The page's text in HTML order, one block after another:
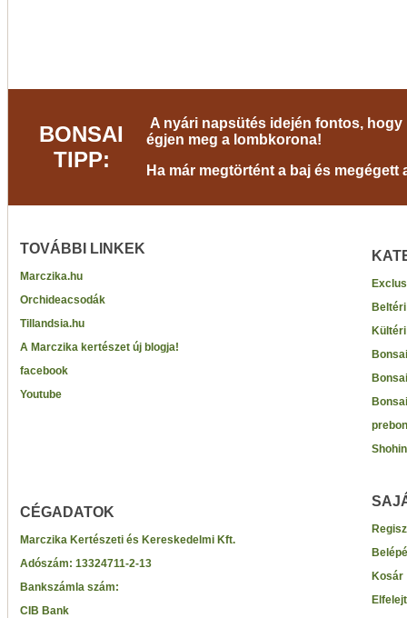
BONSAI
TIPP:
A nyári napsütés idején fontos,
égjen meg a lombkorona!
Ha már megtörtént a baj és
TOVÁBBI LINKEK
Marczika.hu
Orchideacsodák
Tillandsia.hu
A Marczika kertészet új blogja!
facebook
Youtube
CÉGADATOK
Marczika Kertészeti és Kereskedelmi Kft.
Adószám: 13324711-2-13
Bankszámla szám:
CIB Bank
Kosár